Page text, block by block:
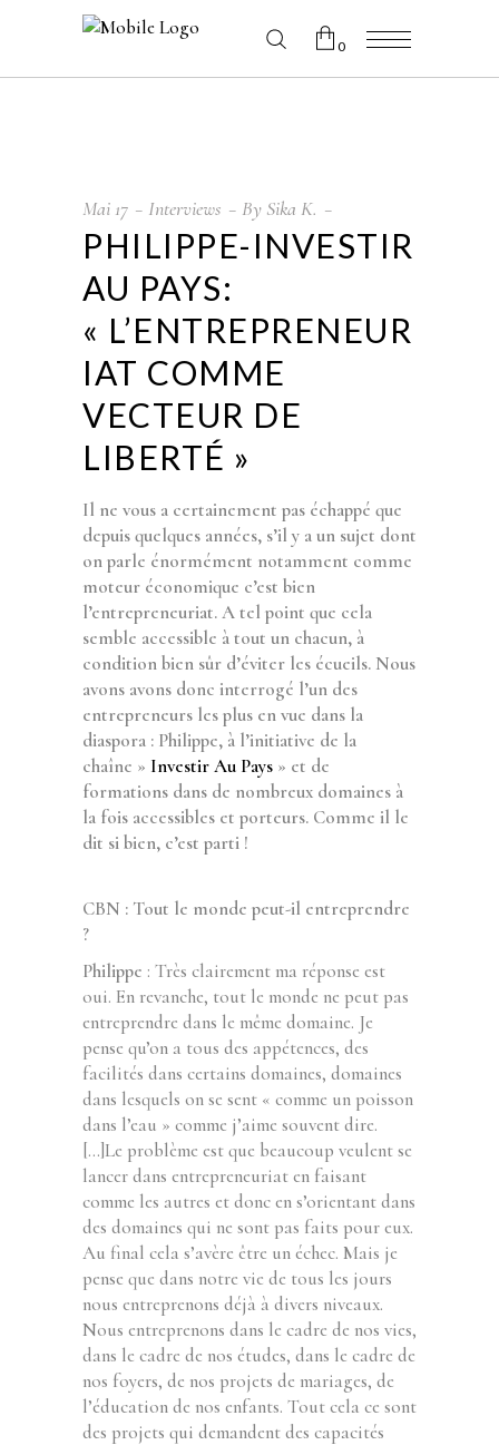
0
Mai 17 Interviews By Sika K.
PHILIPPE-INVESTIR
AU PAYS:
« L’ENTREPRENEUR
IAT COMME
VECTEUR DE
LIBERTÉ »
Il ne vous a certainement pas échappé que
depuis quelques années, s’il y a un sujet dont
on parle énormément notamment comme
moteur économique c’est bien
l’entrepreneuriat. A tel point que cela
semble accessible à tout un chacun, à
condition bien sûr d’éviter les écueils. Nous
avons avons donc interrogé l’un des
entrepreneurs les plus en vue dans la
diaspora : Philippe, à l’initiative de la
chaîne » Investir Au Pays » et de
formations dans de nombreux domaines à
la fois accessibles et porteurs. Comme il le
dit si bien, c’est parti !
CBN : Tout le monde peut-il entreprendre
?
Philippe : Très clairement ma réponse est
oui. En revanche, tout le monde ne peut pas
entreprendre dans le même domaine. Je
pense qu’on a tous des appétences, des
facilités dans certains domaines, domaines
dans lesquels on se sent « comme un poisson
dans l’eau » comme j’aime souvent dire.
[…]Le problème est que beaucoup veulent se
lancer dans entrepreneuriat en faisant
comme les autres et donc en s’orientant dans
des domaines qui ne sont pas faits pour eux.
Au final cela s’avère être un échec. Mais je
pense que dans notre vie de tous les jours
nous entreprenons déjà à divers niveaux.
Nous entreprenons dans le cadre de nos vies,
dans le cadre de nos études, dans le cadre de
nos foyers, de nos projets de mariages, de
l’éducation de nos enfants. Tout cela ce sont
des projets qui demandent des capacités